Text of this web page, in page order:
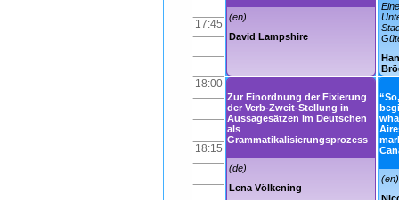
(en)
David Lampshire
17:45
18:00
Zur Einordnung der Fixierung
der Verb-Zweit-Stellung in
Aussagesätzen im Deutschen
als
Grammatikalisierungsprozess
(de)
Lena Völkening
(en)
18:15